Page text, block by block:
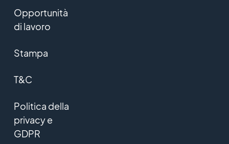
Opportunità
di lavoro
Stampa
T&C
Politica della
privacy e
GDPR